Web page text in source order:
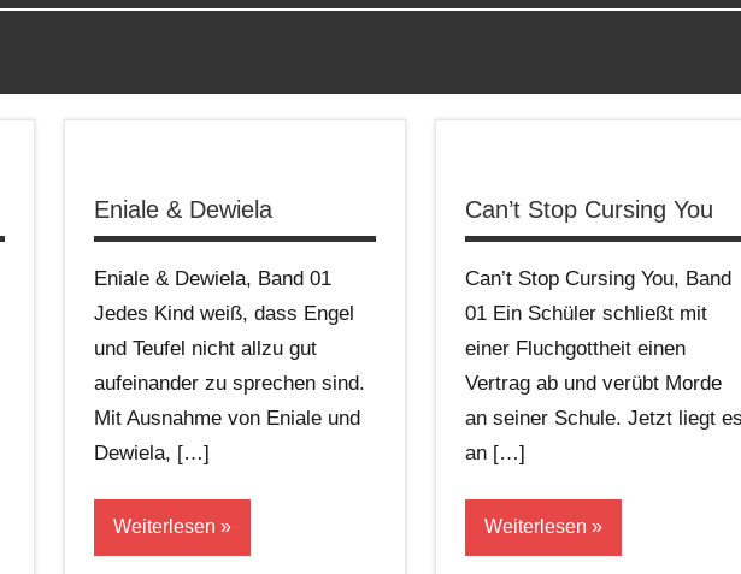
Eniale & Dewiela
Eniale & Dewiela, Band 01
Jedes Kind weiß, dass Engel
und Teufel nicht allzu gut
aufeinander zu sprechen sind.
Mit Ausnahme von Eniale und
Dewiela, […]
Weiterlesen
Can’t Stop Cursing You
Can’t Stop Cursing You, Band
01 Ein Schüler schließt mit
einer Fluchgottheit einen
Vertrag ab und verübt Morde
an seiner Schule. Jetzt liegt
an […]
Weiterlesen